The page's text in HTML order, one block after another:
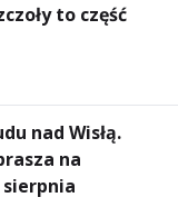
to część
nad Wisłą.
na
sierpnia